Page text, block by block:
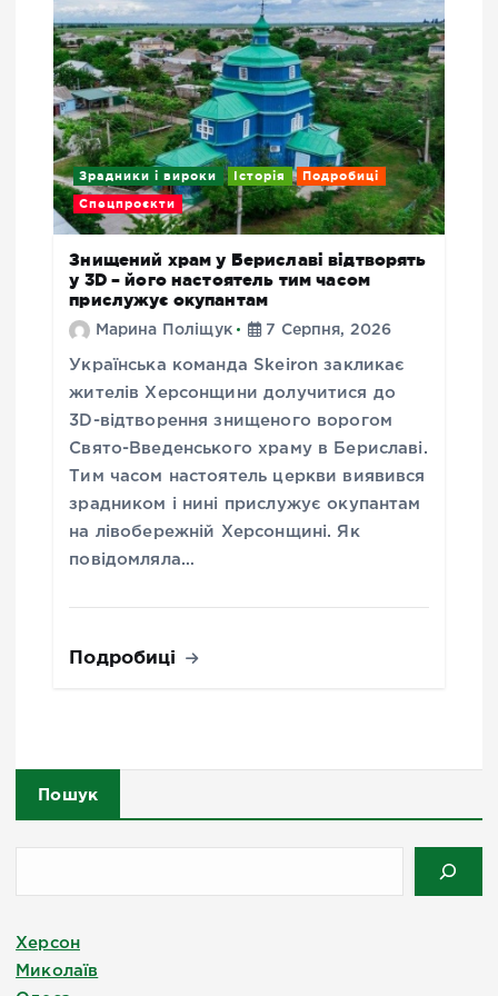
Зрадники і вироки Історія Подробиці
Спецпроєкти
Знищений храм у Бериславі відтворять
у 3D – його настоятель тим часом
прислужує окупантам
Марина Поліщук 7 Серпня, 2026
Українська команда Skeiron закликає
жителів Херсонщини долучитися до
3D-відтворення знищеного ворогом
Свято-Введенського храму в Бериславі.
Тим часом настоятель церкви виявився
зрадником і нині прислужує окупантам
на лівобережній Херсонщині. Як
повідомляла…
Подробиці
Пошук
Херсон
Миколаїв